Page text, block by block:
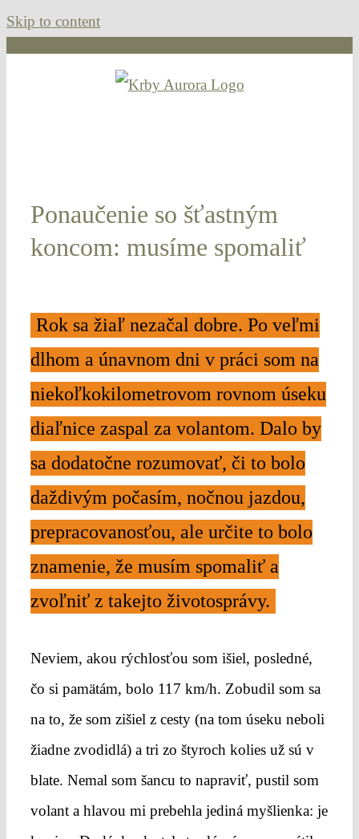
Skip to content
Ponaučenie so šťastným
koncom: musíme spomaliť
Rok sa žiaľ nezačal dobre. Po veľmi
dlhom a únavnom dni v práci som na
niekoľkokilometrovom rovnom úseku
diaľnice zaspal za volantom. Dalo by
sa dodatočne rozumovať, či to bolo
daždivým počasím, nočnou jazdou,
prepracovanosťou, ale určite to bolo
znamenie, že musím spomaliť a
zvoľniť z takejto životosprávy.
Neviem, akou rýchlosťou som išiel, posledné,
čo si pamätám, bolo 117 km/h. Zobudil som sa
na to, že som zišiel z cesty (na tom úseku neboli
žiadne zvodidlá) a tri zo štyroch kolies už sú v
blate. Nemal som šancu to napraviť, pustil som
volant a hlavou mi prebehla jediná myšlienka: je